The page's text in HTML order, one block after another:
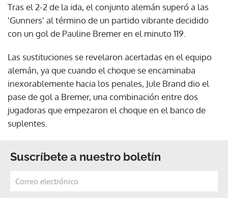
Tras el 2-2 de la ida, el conjunto alemán superó a las
'Gunners' al término de un partido vibrante decidido
con un gol de Pauline Bremer en el minuto 119.
Las sustituciones se revelaron acertadas en el equipo
alemán, ya que cuando el choque se encaminaba
inexorablemente hacia los penales, Jule Brand dio el
pase de gol a Bremer, una combinación entre dos
jugadoras que empezaron el choque en el banco de
suplentes.
Suscríbete a nuestro boletín